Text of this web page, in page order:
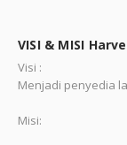
VISI & MISI
Visi :
Menjadi penyedia
Misi: